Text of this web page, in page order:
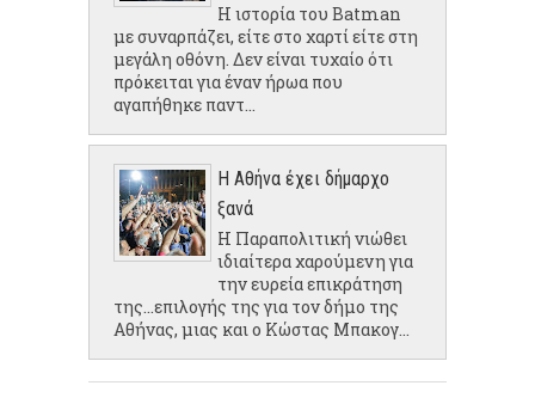
Η ιστορία του Batman
με συναρπάζει, είτε στο χαρτί είτε στη
μεγάλη οθόνη. Δεν είναι τυχαίο ότι
πρόκειται για έναν ήρωα που
αγαπήθηκε παντ...
Η Αθήνα έχει δήμαρχο
ξανά
Η Παραπολιτική νιώθει
ιδιαίτερα χαρούμενη για
την ευρεία επικράτηση
της...επιλογής της για τον δήμο της
Αθήνας, μιας και ο Κώστας Μπακογ...